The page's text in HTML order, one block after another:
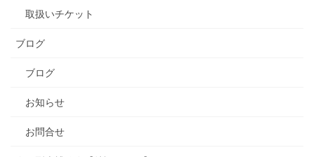
取扱いチケット
ブログ
ブログ
お知らせ
お問合せ